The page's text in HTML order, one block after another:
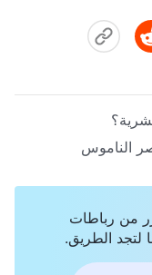
من رباطات
لتجد الطريق.